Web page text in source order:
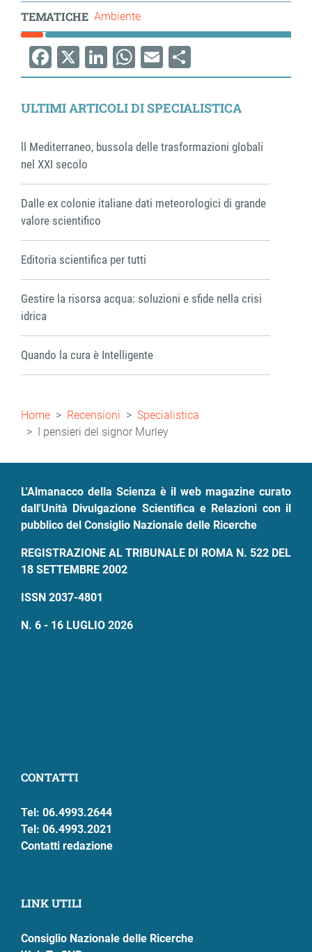
TEMATICHE Ambiente
Facebook
X LinkedIn
WhatsApp
EmailShare
ULTIMI ARTICOLI DI SPECIALISTICA
ll Mediterraneo, bussola delle trasformazioni globali
nel XXI secolo
Dalle ex colonie italiane dati meteorologici di grande
valore scientifico
Editoria scientifica per tutti
Gestire la risorsa acqua: soluzioni e sfide nella crisi
idrica
Quando la cura è Intelligente
Briciole
di
pane
Home Recensioni
Specialistica
I pensieri del signor Murley
L'Almanacco della Scienza è il web magazine curato
dall'Unità Divulgazione Scientifica e Relazioni con il
pubblico del Consiglio Nazionale delle Ricerche
REGISTRAZIONE AL TRIBUNALE DI ROMA N. 522 DEL
18 SETTEMBRE 2002
ISSN 2037-4801
N. 6 - 16 LUGLIO 2026
CONTATTI
Tel: 06.4993.2644
Tel: 06.4993.2021
Contatti redazione
LINK UTILI
Consiglio Nazionale delle Ricerche